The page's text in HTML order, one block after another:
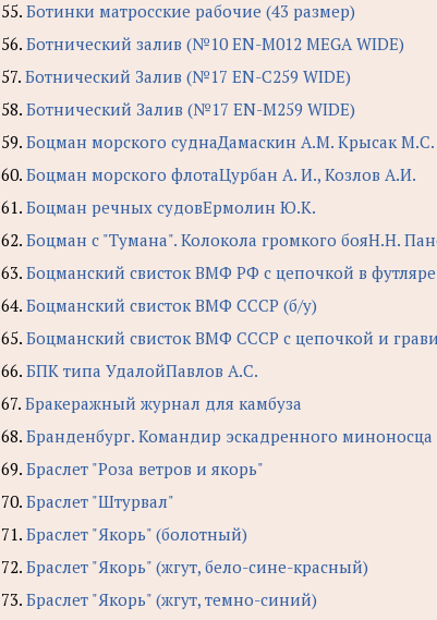
55. Ботинки матросcкие рабочие (43 размер)
56. Ботнический залив (№10 EN-M012 MEGA WIDE)
57. Ботнический Залив (№17 EN-C259 WIDE)
58. Ботнический Залив (№17 EN-M259 WIDE)
59. Боцман морского суднаДамаскин А.М. Крысак М.С.
60. Боцман морского флотаЦурбан А. И., Козлов А.И.
61. Боцман речных судовЕрмолин Ю.К.
62. Боцман с "Тумана". Колокола громкого бояН.Н.
63. Боцманский свисток ВМФ РФ с цепочкой в футляре
64. Боцманский свисток ВМФ СССР (б/у)
65. Боцманский свисток ВМФ СССР с цепочкой и
66. БПК типа УдалойПавлов А.С.
67. Бракеражный журнал для камбуза
68. Бранденбург. Командир эскадренного
69. Браслет "Роза ветров и якорь"
70. Браслет "Штурвал"
71. Браслет "Якорь" (болотный)
72. Браслет "Якорь" (жгут, бело-сине-красный)
73. Браслет "Якорь" (жгут, темно-синий)